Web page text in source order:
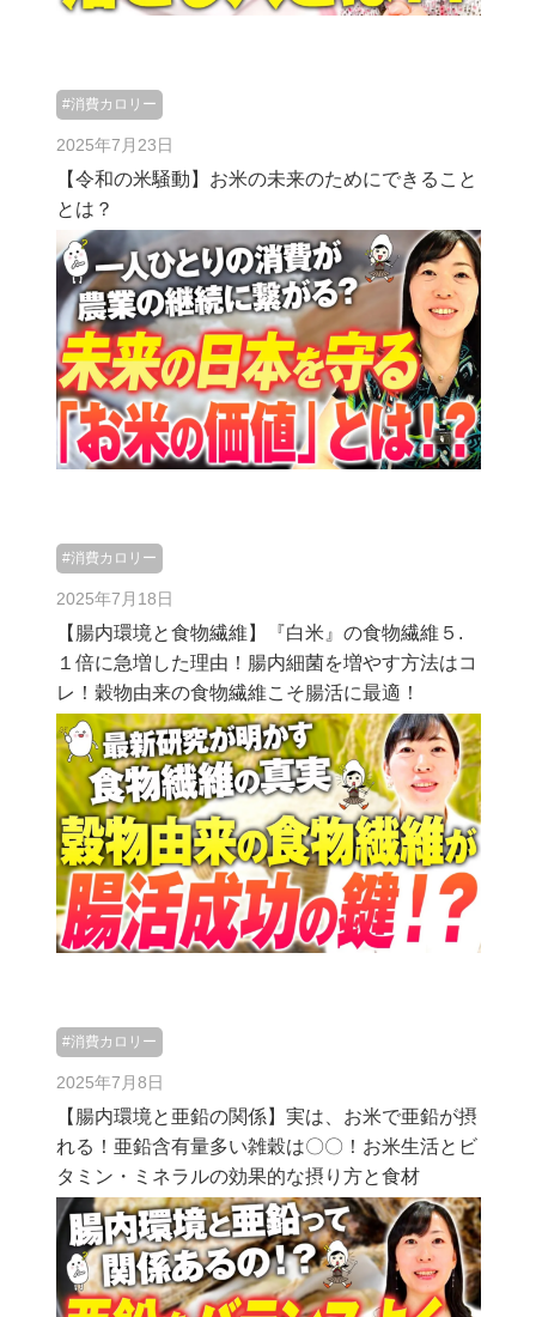
#消費カロリー
2025年7月23日
【令和の米騒動】お米の未来のためにできること
とは？
#消費カロリー
2025年7月18日
【腸内環境と食物繊維】『白米』の食物繊維５.
１倍に急増した理由！腸内細菌を増やす方法はコ
レ！穀物由来の食物繊維こそ腸活に最適！
#消費カロリー
2025年7月8日
【腸内環境と亜鉛の関係】実は、お米で亜鉛が摂
れる！亜鉛含有量多い雑穀は〇〇！お米生活とビ
タミン・ミネラルの効果的な摂り方と食材